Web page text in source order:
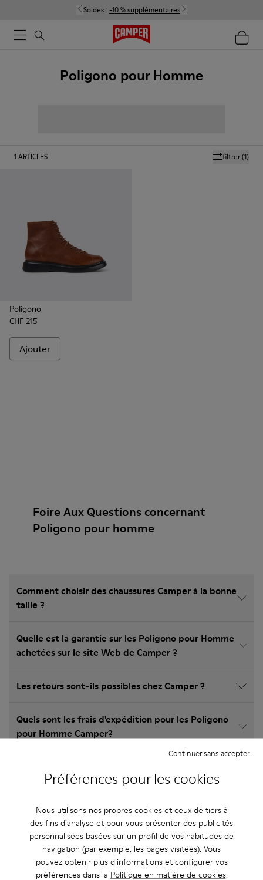
Préférences pour les cookies
Nous utilisons nos propres cookies et ceux de tiers à
des fins d'analyse et pour vous présenter des publicités
personnalisées basées sur un profil de vos habitudes de
navigation (par exemple, les pages visitées). Vous
pouvez obtenir plus d'informations et configurer vos
préférences dans la Politique en matière de cookies.
Continuer sans accepter
Soldes : -10 % supplémentaires
Poligono pour Homme
filtrer(1)
1ARTICLES
Poligono
CHF 215
Ajouter
Foire Aux Questions concernant
Poligono pour homme
Comment choisir des chaussures Camper à la bonne
taille ?
Quelle est la garantie sur les Poligono pour Homme
achetées sur le site Web de Camper ?
Les retours sont-ils possibles chez Camper ?
Quels sont les frais d'expédition pour les Poligono
pour Homme Camper?
Autres Catégories
Bottines Non Leather
Ballerines